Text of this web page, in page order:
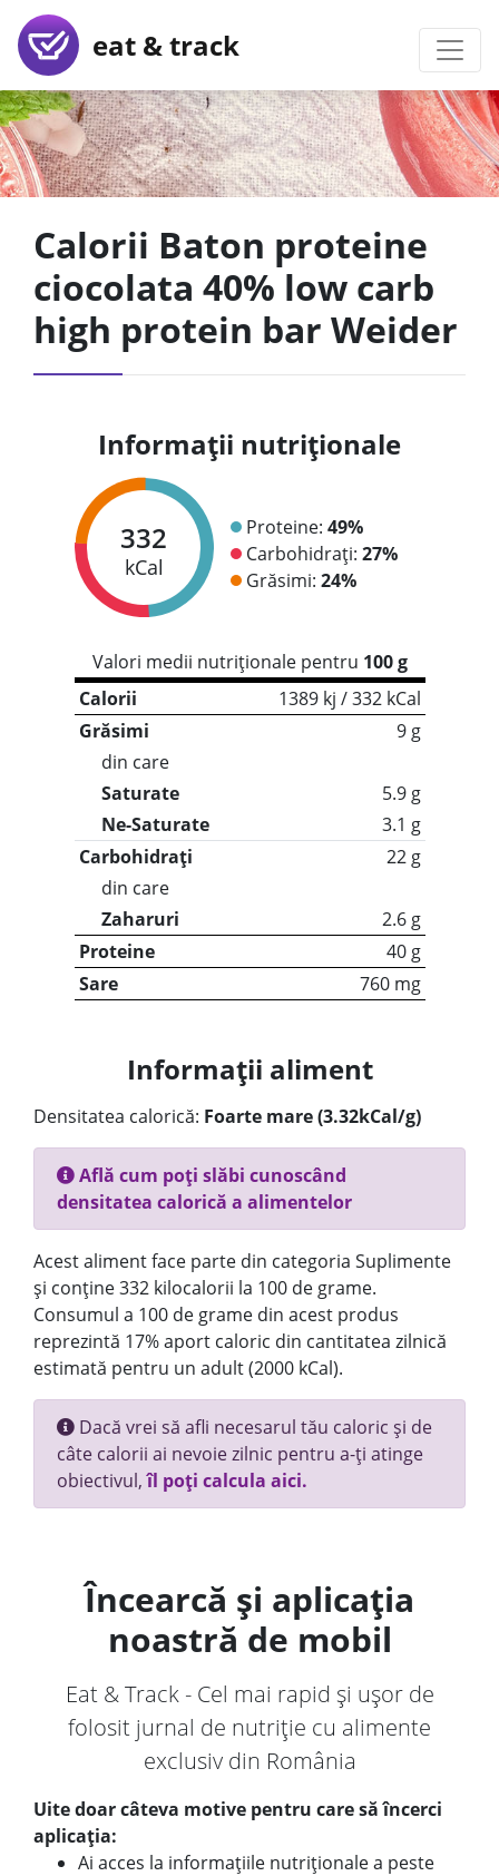
eat & track
Calorii Baton proteine
ciocolata 40% low carb
high protein bar Weider
Informații nutriționale
332
kCal
Proteine: 49%
Carbohidrați: 27%
Grăsimi: 24%
Valori medii nutriționale pentru 100 g
Calorii
1389 kj / 332 kCal
Grăsimi
9 g
din care
Saturate
5.9 g
Ne-Saturate
3.1 g
Carbohidrați
22 g
din care
Zaharuri
2.6 g
Proteine
40 g
Sare
760 mg
Informații aliment
Densitatea calorică: Foarte mare (3.32kCal/g)
Află cum poți slăbi cunoscând
densitatea calorică a alimentelor
Acest aliment face parte din categoria Suplimente
și conține 332 kilocalorii la 100 de grame.
Consumul a 100 de grame din acest produs
reprezintă 17% aport caloric din cantitatea zilnică
estimată pentru un adult (2000 kCal).
Dacă vrei să afli necesarul tău caloric și de
câte calorii ai nevoie zilnic pentru a-ți atinge
obiectivul,îl poți calcula aici.
Încearcă și aplicația
noastră de mobil
Eat & Track - Cel mai rapid și ușor de
folosit jurnal de nutriție cu alimente
exclusiv din România
Uite doar câteva motive pentru care să încerci
aplicația:
Ai acces la informațiile nutriționale a peste